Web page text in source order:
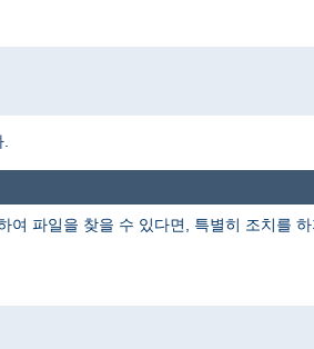
.
파일을 찾을 수 있다면, 특별히 조치를